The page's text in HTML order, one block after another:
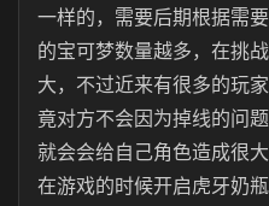
一样的，需要后期根据需
的宝可梦数量越多，在挑
大，不过近来有很多的玩
竟对方不会因为掉线的问
就会会给自己角色造成很
在游戏的时候开启虎牙奶